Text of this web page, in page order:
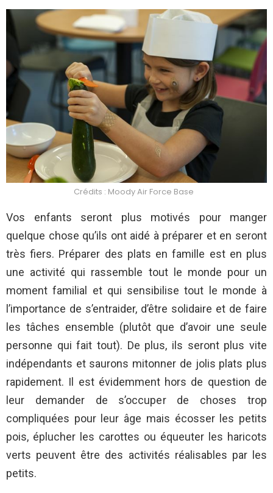
Crédits : Moody Air Force Base
Vos enfants seront plus motivés pour manger
quelque chose qu’ils ont aidé à préparer et en seront
très fiers. Préparer des plats en famille est en plus
une activité qui rassemble tout le monde pour un
moment familial et qui sensibilise tout le monde à
l’importance de s’entraider, d’être solidaire et de faire
les tâches ensemble (plutôt que d’avoir une seule
personne qui fait tout). De plus, ils seront plus vite
indépendants et saurons mitonner de jolis plats plus
rapidement. Il est évidemment hors de question de
leur demander de s’occuper de choses trop
compliquées pour leur âge mais écosser les petits
pois, éplucher les carottes ou équeuter les haricots
verts peuvent être des activités réalisables par les
petits.